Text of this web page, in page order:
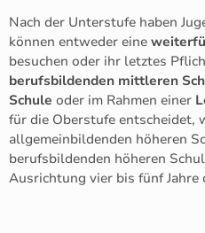
Nach der Unterstufe haben
können entweder eine
besuchen oder ihr letztes
berufsbildenden mittleren
Schule oder im Rahmen einer
für die Oberstufe entscheidet,
allgemeinbildenden höheren
berufsbildenden höheren
Ausrichtung vier bis fünf Jahre